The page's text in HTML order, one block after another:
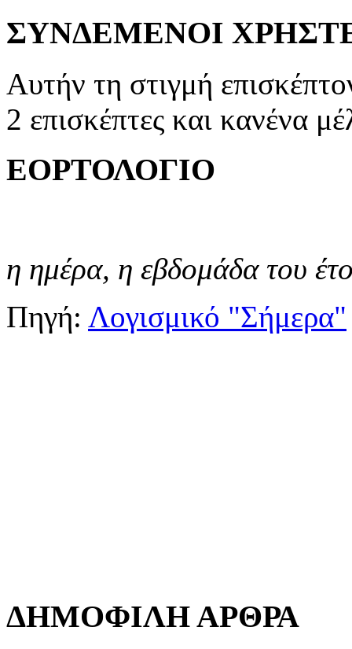
ΣΥΝΔΕΜΕΝΟΙ
Αυτήν τη στιγμή
2 επισκέπτες και κανένα
ΕΟΡΤΟΛΟΓΙΟ
η ημέρα, η εβδομάδα του
Πηγή: Λογισμικό "Σήμερα"
ΔΗΜΟΦΙΛΗ ΑΡΘΡΑ